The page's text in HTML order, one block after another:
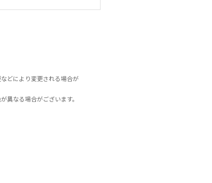
どにより変更される場合が
異なる場合がございます。